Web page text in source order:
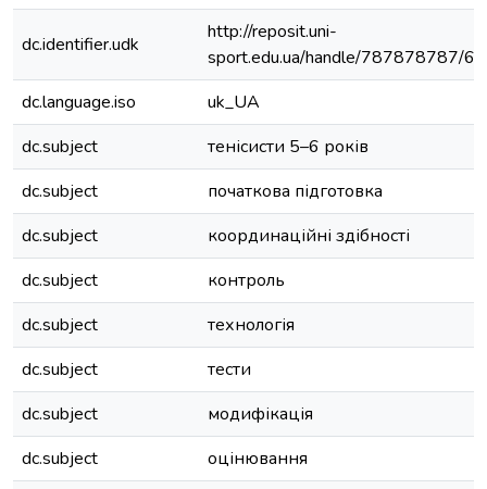
dc.identifier.udk
http://reposit.uni-
sport.edu.ua/handle/787878787/
dc.language.iso
uk_UA
dc.subject
тенісисти 5–6 років
dc.subject
початкова підготовка
dc.subject
координаційні здібності
dc.subject
контроль
dc.subject
технологія
dc.subject
тести
dc.subject
модифікація
dc.subject
оцінювання